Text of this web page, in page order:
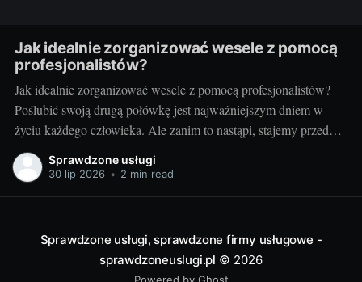
Jak idealnie zorganizować wesele z pomocą
profesjonalistów?
Jak idealnie zorganizować wesele z pomocą profesjonalistów?
Poślubić swoją drugą połówkę jest najważniejszym dniem w
życiu każdego człowieka. Ale zanim to nastąpi, stajemy przed
wielkim wyzwaniem – jak zorganizować ten najważniejszy
dzień? Czy warto skorzystać z usług profesjonalistów? Czy to
Sprawdzone usługi
30 lip 2026 • 2 min read
Sprawdzone usługi, sprawdzone firmy usługowe -
sprawdzoneuslugi.pl © 2026